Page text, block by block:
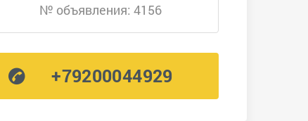
№ объявления: 4156
+79200044929